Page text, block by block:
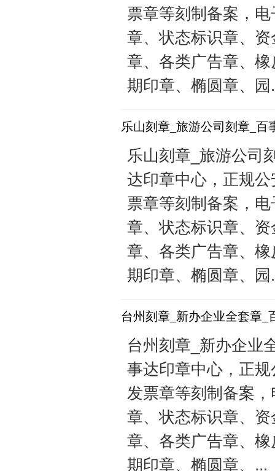
票章等刻制备案，
章、状态标识章、
章、各类广告章、
期印章、椭圆章、园
乐山刻章_旅游公司刻章_百
乐山刻章_旅游公司
达印章中心，正规
票章等刻制备案，
章、状态标识章、
章、各类广告章、
期印章、椭圆章、园
台州刻章_新办企业全套章_
台州刻章_新办企业
事达印章中心，正
发票章等刻制备案
章、状态标识章、
章、各类广告章、
期印章、椭圆章、...